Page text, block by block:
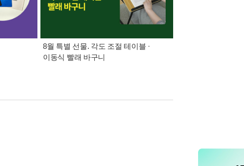
8월 특별 선물. 각도 조절 테이블 ·
이동식 빨래 바구니